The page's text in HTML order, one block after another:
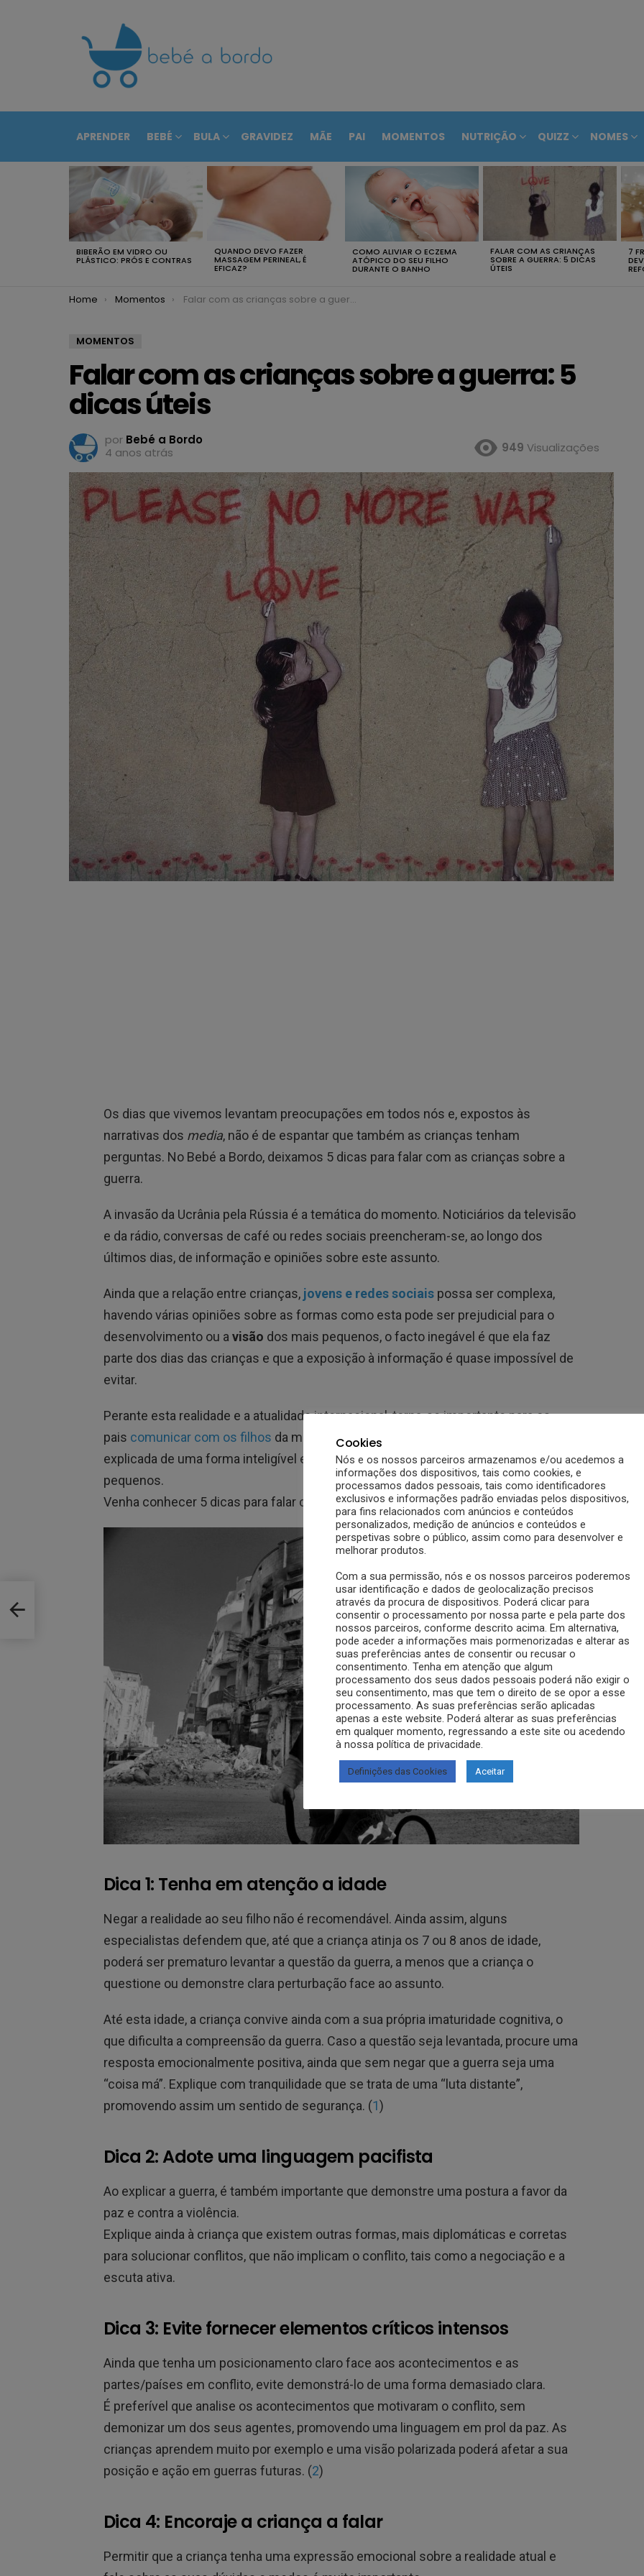
APRENDER BEBÉ BULA GRAVIDEZ MÃE PAI MOMENTOS NUTRIÇÃO QUIZZ NOMES
RECENTEMENTE
BIBERÃO EM VIDRO OU
PLÁSTICO: PRÓS E CONTRAS
QUANDO DEVO FAZER
MASSAGEM PERINEAL, É
EFICAZ?
COMO ALIVIAR O ECZEMA
ATÓPICO DO SEU FILHO
DURANTE O BANHO
FALAR COM AS CRIANÇAS
SOBRE A GUERRA: 5 DICAS
ÚTEIS
7
You are here:
Home Momentos Falar com as crianças sobre a guerra: 5 dicas úteis
MOMENTOS
Falar com as crianças sobre a guerra: 5
dicas úteis
por Bebé a Bordo
4 anos atrás
949 Visualizações
Os dias que vivemos levantam preocupações em todos nós e, expostos às
narrativas dos media, não é de espantar que também as crianças tenham
perguntas. No Bebé a Bordo, deixamos 5 dicas para falar com as crianças sobre a
guerra.
A invasão da Ucrânia pela Rússia é a temática do momento. Noticiários da televisão
e da rádio, conversas de café ou redes sociais preencheram-se, ao longo dos
últimos dias, de informação e opiniões sobre este assunto.
Ainda que a relação entre crianças, jovens e redes sociais possa ser complexa,
havendo várias opiniões sobre as formas como esta pode ser prejudicial para o
desenvolvimento ou a visão dos mais pequenos, o facto inegável é que ela faz
parte dos dias das crianças e que a exposição à informação é quase impossível de
evitar.
Perante esta realidade e a atualidade internacional, torna-se importante para os
pais comunicar com os filhos da melhor forma, para que a situação possa ser
explicada de uma forma inteligível e coerente, sem afetar a estabilidade dos mais
pequenos.
Venha conhecer 5 dicas para falar com as crianças sobre a guerra.
Dica 1: Tenha em atenção a idade
Negar a realidade ao seu filho não é recomendável. Ainda assim, alguns
especialistas defendem que, até que a criança atinja os 7 ou 8 anos de idade,
poderá ser prematuro levantar a questão da guerra, a menos que a criança o
questione ou demonstre clara perturbação face ao assunto.
Até esta idade, a criança convive ainda com a sua própria imaturidade cognitiva, o
que dificulta a compreensão da guerra. Caso a questão seja levantada, procure uma
resposta emocionalmente positiva, ainda que sem negar que a guerra seja uma
“coisa má”. Explique com tranquilidade que se trata de uma “luta distante”,
promovendo assim um sentido de segurança. (1)
Dica 2: Adote uma linguagem pacifista
Ao explicar a guerra, é também importante que demonstre uma postura a favor da
paz e contra a violência.
Explique ainda à criança que existem outras formas, mais diplomáticas e corretas
para solucionar conflitos, que não implicam o conflito, tais como a negociação e a
escuta ativa.
Dica 3: Evite fornecer elementos críticos intensos
Ainda que tenha um posicionamento claro face aos acontecimentos e as
partes/países em conflito, evite demonstrá-lo de uma forma demasiado clara.
É preferível que analise os acontecimentos que motivaram o conflito, sem
demonizar um dos seus agentes, promovendo uma linguagem em prol da paz. As
crianças aprendem muito por exemplo e uma visão polarizada poderá afetar a sua
posição e ação em guerras futuras. (2)
Dica 4: Encoraje a criança a falar
Permitir que a criança tenha uma expressão emocional sobre a realidade atual e
no
Cookies
Nós e os nossos parceiros armazenamos e/ou acedemos a
informações dos dispositivos, tais como cookies, e
processamos dados pessoais, tais como identificadores
exclusivos e informações padrão enviadas pelos dispositivos,
para fins relacionados com anúncios e conteúdos
personalizados, medição de anúncios e conteúdos e
perspetivas sobre o público, assim como para desenvolver e
melhorar produtos.
Com a sua permissão, nós e os nossos parceiros poderemos
usar identificação e dados de geolocalização precisos
através da procura de dispositivos. Poderá clicar para
consentir o processamento por nossa parte e pela parte dos
nossos parceiros, conforme descrito acima. Em alternativa,
pode aceder a informações mais pormenorizadas e alterar as
suas preferências antes de consentir ou recusar o
consentimento. Tenha em atenção que algum
processamento dos seus dados pessoais poderá não exigir o
seu consentimento, mas que tem o direito de se opor a esse
processamento. As suas preferências serão aplicadas
apenas a este website. Poderá alterar as suas preferências
em qualquer momento, regressando a este site ou acedendo
à nossa política de privacidade.
Definições das Cookies Aceitar